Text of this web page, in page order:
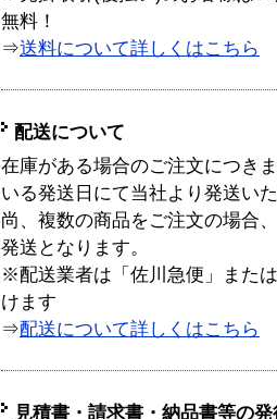
無料！
⇒送料について詳しくはこちら
配送について
在庫がある場合のご注文につき
いる発送日にて当社より発送い
尚、複数の商品をご注文の場合
発送となります。
※配送業者は「佐川急便」また
けます
⇒配送について詳しくはこちら
見積書・請求書・納品書等の